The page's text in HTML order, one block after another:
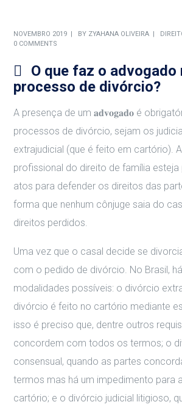
NOVEMBRO 2019 BY ZYAHANA OLIVEIRA
0 COMMENTS
O que faz o advogado
processo de divórcio?
A presença de um 𝐚𝐝𝐯𝐨𝐠𝐚𝐝𝐨 é
processos de divórcio, sejam os
extrajudicial (que é feito em cartório).
profissional do direito de família esteja
atos para defender os direitos das
forma que nenhum cônjuge saia do
direitos perdidos.
Uma vez que o casal decide se
com o pedido de divórcio. No Brasil,
modalidades possíveis: o divórcio
divórcio é feito no cartório mediante
isso é preciso que, dentre outros
concordem com todos os termos; o
consensual, quando as partes
termos mas há um impedimento para
cartório; e o divórcio judicial litigioso,